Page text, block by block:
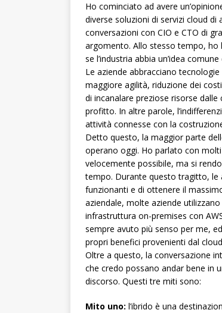
Ho cominciato ad avere
diverse soluzioni di servizi cloud
conversazioni con CIO e CTO di
argomento. Allo stesso tempo,
se l’industria abbia un’idea
Le aziende abbracciano
maggiore agilità, riduzione dei
di incanalare preziose risorse
profitto. In altre parole,
attività connesse con la
Detto questo, la maggior parte
operano oggi. Ho parlato con
velocemente possibile, ma si
tempo. Durante questo tragitto, le
funzionanti e di ottenere il
aziendale, molte aziende
infrastruttura on-premises con
sempre avuto più senso per me,
propri benefici provenienti dal
Oltre a questo, la conversazione
che credo possano andar bene in
discorso. Questi tre miti sono:
Mito uno: l’ibrido è una